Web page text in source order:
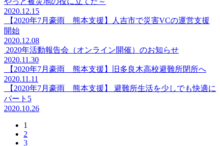
2020.12.15
【2020年7月豪雨 熊本支援】人吉市で災害VCの運営支援
開始
2020.12.08
2020年活動報告会（オンライン開催）のお知らせ
2020.11.30
【2020年7月豪雨 熊本支援】旧多良木高校避難所閉所へ
2020.11.11
【2020年7月豪雨 熊本支援】 避難所生活を少しでも快適に
パート5
2020.10.26
1
2
3